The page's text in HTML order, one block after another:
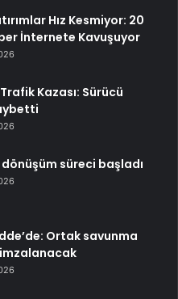
Hız Kesmiyor: 20
İnternete Kavuşuyor
Kazası: Sürücü
dönüşüm süreci başladı
Ortak savunma